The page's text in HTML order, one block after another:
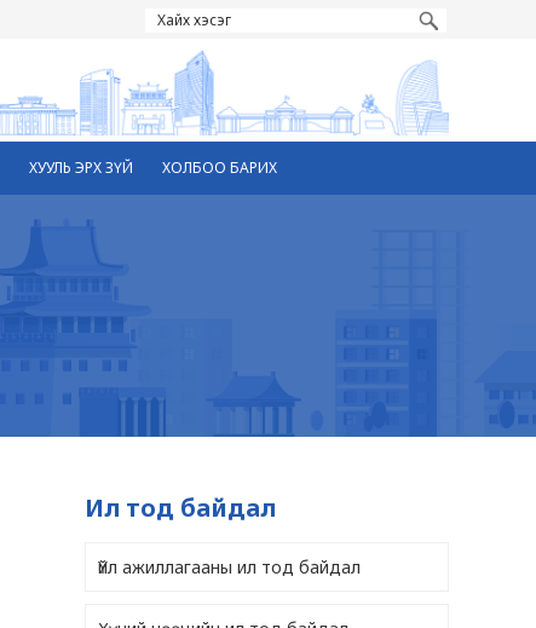
ХУУЛЬ ЭРХ ЗҮЙ ХОЛБОО БАРИХ
Ил тод байдал
Үйл ажиллагааны ил тод байдал